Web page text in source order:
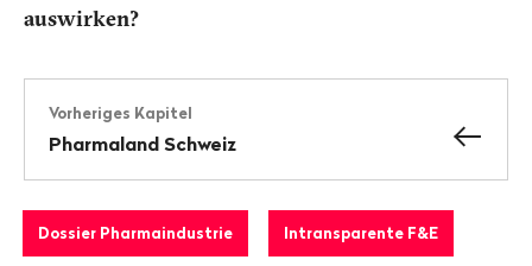
auswirken?
Vorheriges Kapitel
Pharmaland Schweiz
Dossier Pharmaindustrie Intransparente F&E